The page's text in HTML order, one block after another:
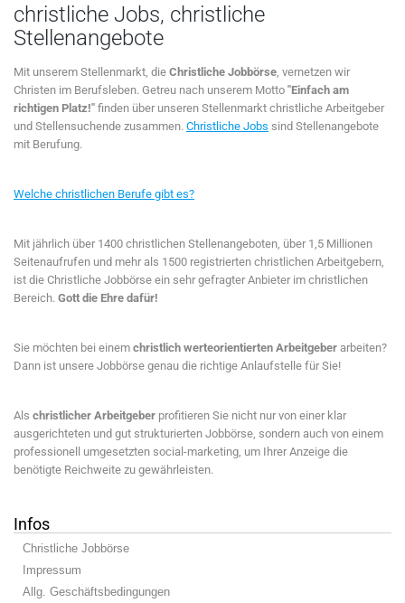
christliche Jobs, christliche
Stellenangebote
Mit unserem Stellenmarkt, die Christliche Jobbörse , vernetzen wir
Christen im Berufsleben. Getreu nach unserem Motto "Einfach am
richtigen Platz!" finden über unseren Stellenmarkt christliche Arbeitgeber
und Stellensuchende zusammen. Christliche Jobs sind Stellenangebote
mit Berufung.
Welche christlichen Berufe gibt es?
Mit jährlich über 1400 christlichen Stellenangeboten, über 1,5 Millionen
Seitenaufrufen und mehr als 1500 registrierten christlichen Arbeitgebern,
ist die Christliche Jobbörse ein sehr gefragter Anbieter im christlichen
Bereich. Gott die Ehre dafür!
Sie möchten bei einem christlich werteorientierten Arbeitgeber arbeiten?
Dann ist unsere Jobbörse genau die richtige Anlaufstelle für Sie!
Als christlicher Arbeitgeber profitieren Sie nicht nur von einer klar
ausgerichteten und gut strukturierten Jobbörse, sondern auch von einem
professionell umgesetzten social-marketing, um Ihrer Anzeige die
benötigte Reichweite zu gewährleisten.
Infos
Christliche Jobbörse
Impressum
Allg. Geschäftsbedingungen